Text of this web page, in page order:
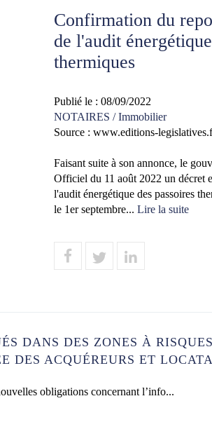
Confirmation du
de l'audit
thermiques
Publié le : 08/09/2022
NOTAIRES /Immobilier
Source : www.editions-
Faisant suite à son annonce, le
Officiel du 11 août 2022 un décret
l'audit énergétique des passoires
le 1er septembre... Lire la suite
DANS DES ZONES À
DES ACQUÉREURS ET
obligations concernant l’info...